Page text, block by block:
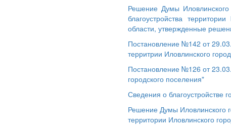
Решение Думы
благоустройства
области, утвержденные
Постановление №142 от
территрии Иловлинского
Постановление №126 от
городского поселения"
Сведения о благоустройстве
Решение Думы Иловлинского
территории Иловлинского